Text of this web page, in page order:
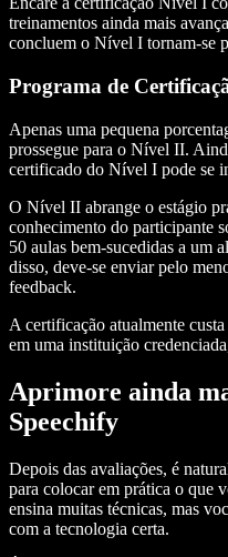
treinamentos ainda mais
concluem o Nível I tornam-se
Programa de
Apenas uma pequena
prossegue para o Nível II.
certificado do Nível I pode se
O Nível II abrange o estágio
conhecimento do participante
50 aulas bem-sucedidas a um
disso, deve-se enviar pelo
feedback.
A certificação atualmente
em uma instituição
Aprimore ainda
Speechify
Depois das avaliações, é
para colocar em prática o que
ensina muitas técnicas, mas
com a tecnologia certa.